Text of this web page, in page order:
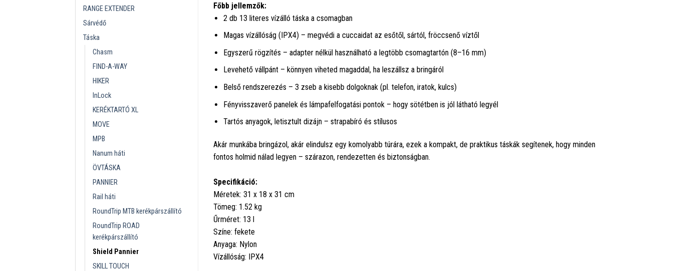
RANGE EXTENDER
Sárvédő
Táska
Chasm
FIND-A-WAY
HIKER
InLock
KERÉKTARTÓ XL
MOVE
MPB
Nanum háti
ÖVTÁSKA
PANNIER
Rail háti
RoundTrip MTB kerékpárszállító
RoundTrip ROAD
kerékpárszállító
Shield Pannier
SKILL TOUCH
Főbb jellemzők:
2 db 13 literes vízálló táska a csomagban
Magas vízállóság (IPX4) – megvédi a cuccaidat az esőtől, sártól, fröccsenő víztől
Egyszerű rögzítés – adapter nélkül használható a legtöbb csomagtartón (8–16 mm)
Levehető vállpánt – könnyen viheted magaddal, ha leszállsz a bringáról
Belső rendszerezés – 3 zseb a kisebb dolgoknak (pl. telefon, iratok, kulcs)
Fényvisszaverő panelek és lámpafelfogatási pontok – hogy sötétben is jól látható legyél
Tartós anyagok, letisztult dizájn – strapabíró és stílusos
Akár munkába bringázol, akár elindulsz egy komolyabb túrára, ezek a kompakt, de praktikus táskák segítenek, hogy minden
fontos holmid nálad legyen – szárazon, rendezetten és biztonságban.
Specifikáció:
Méretek: 31 x 18 x 31 cm
Tömeg: 1.52 kg
Űrméret: 13 l
Színe: fekete
Anyaga: Nylon
Vízállóság: IPX4